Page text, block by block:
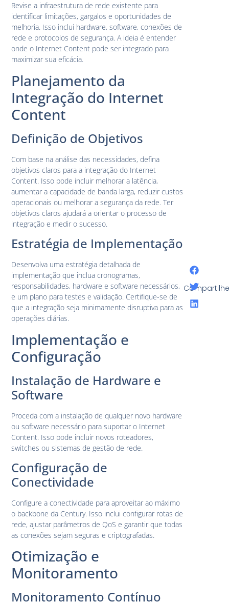
Revise a infraestrutura de rede existente para
identificar limitações, gargalos e oportunidades de
melhoria. Isso inclui hardware, software, conexões de
rede e protocolos de segurança. A ideia é entender
onde o Internet Content pode ser integrado para
maximizar sua eficácia.
Planejamento da
Integração do Internet
Content
Definição de Objetivos
Com base na análise das necessidades, defina
objetivos claros para a integração do Internet
Content. Isso pode incluir melhorar a latência,
aumentar a capacidade de banda larga, reduzir custos
operacionais ou melhorar a segurança da rede. Ter
objetivos claros ajudará a orientar o processo de
integração e medir o sucesso.
Estratégia de Implementação
Desenvolva uma estratégia detalhada de
implementação que inclua cronogramas,
responsabilidades, hardware e software necessários,
e um plano para testes e validação. Certifique-se de
que a integração seja minimamente disruptiva para as
operações diárias.
Implementação e
Configuração
Instalação de Hardware e
Software
Proceda com a instalação de qualquer novo hardware
ou software necessário para suportar o Internet
Content. Isso pode incluir novos roteadores,
switches ou sistemas de gestão de rede.
Configuração de
Conectividade
Configure a conectividade para aproveitar ao máximo
o backbone da Century. Isso inclui configurar rotas de
rede, ajustar parâmetros de QoS e garantir que todas
as conexões sejam seguras e criptografadas.
Otimização e
Monitoramento
Monitoramento Contínuo